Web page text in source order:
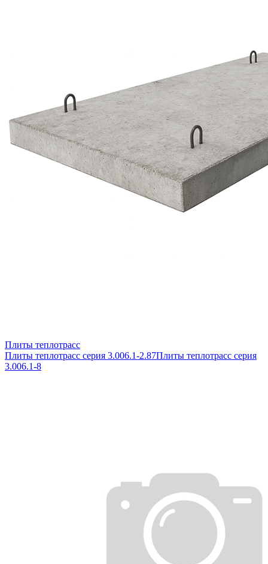
Плиты теплотрасс
Плиты теплотрасс серия 3.006.1-2.87Плиты теплотрасс серия
3.006.1-8